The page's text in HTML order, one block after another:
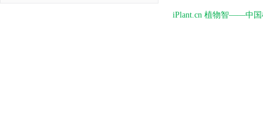
iPlant.cn 植物智——中国